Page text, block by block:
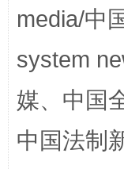
国家大学
media/中
system
媒、中国
中国法制